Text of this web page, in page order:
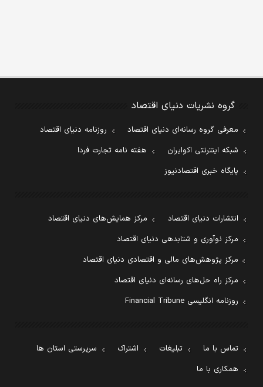
گروه نشریات دنیای اقتصاد
معرفی گروه رسانه‌ای دنیای اقتصاد
روزنامه دنیای اقتصاد
شبکه اینترنتی اکوایران
هفته نامه تجارت فردا
پایگاه خبری اقتصادنیوز
انتشارات دنیای اقتصاد
مرکز همایش‌های دنیای اقتصاد
مرکز نوآوری و شتابدهی دنیای اقتصاد
مرکز پژوهش‌های مالی و اقتصادی دنیای اقتصاد
مرکز راه حل‌های رسانه‌ای دنیای اقتصاد
روزنامه انگلیسی Financial Tribune
تماس با ما تبلیغات اشتراک
سرپرستی استان ها
همکاری با ما